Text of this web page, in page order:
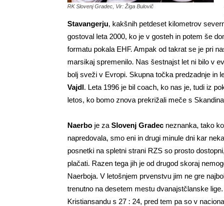
RK Slovenj Gradec, Vir: Žiga Bulovič
Stavangerju, kakšnih petdeset kilometrov
gostoval leta 2000, ko je v gosteh in potem še
formatu pokala EHF. Ampak od takrat se je pri
marsikaj spremenilo. Nas šestnajst let ni bilo v
bolj sveži v Evropi. Skupna točka predzadnje in
Vajdl. Leta 1996 je bil coach, ko nas je, tudi iz
letos, ko bomo znova prekrižali meče s
Naerbo je za Slovenj Gradec neznanka, tako
napredovala, smo eni in drugi minule dni kar
posnetki na spletni strani RZS so prosto
plačati. Razen tega jih je od drugod skoraj
Naerboja. V letošnjem prvenstvu jim ne gre
trenutno na desetem mestu dvanajstčlanske
Kristiansandu s 27 : 24, pred tem pa so v